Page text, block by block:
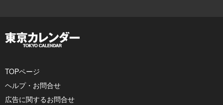
TOPページ
ヘルプ・お問合せ
広告に関するお問合せ